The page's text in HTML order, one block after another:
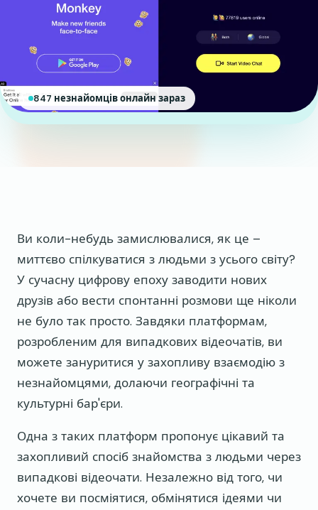
847 незнайомців онлайн зараз
Ви коли-небудь замислювалися, як це –
миттєво спілкуватися з людьми з усього світу?
У сучасну цифрову епоху заводити нових
друзів або вести спонтанні розмови ще ніколи
не було так просто. Завдяки платформам,
розробленим для випадкових відеочатів, ви
можете зануритися у захопливу взаємодію з
незнайомцями, долаючи географічні та
культурні бар'єри.
Одна з таких платформ пропонує цікавий та
захопливий спосіб знайомства з людьми через
випадкові відеочати. Незалежно від того, чи
хочете ви посміятися, обмінятися ідеями чи